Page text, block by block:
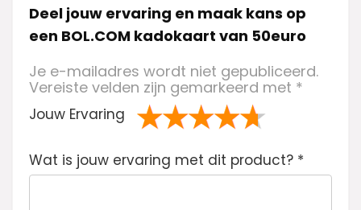
Deel jouw ervaring en maak kans op
een BOL.COM kadokaart van 50euro
Je e-mailadres wordt niet gepubliceerd.
Vereiste velden zijn gemarkeerd met *
Jouw Ervaring
va
n
de 5
sterren
sterren
sterren
sterren
Wat is jouw ervaring met dit product? *